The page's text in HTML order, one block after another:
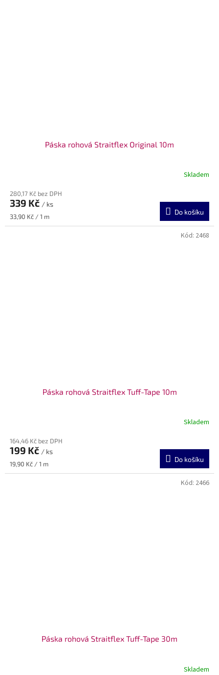
Páska rohová Straitflex Original 10m
Skladem
280,17 Kč bez DPH
339 Kč / ks
Měrná
cena:
33,90 Kč / 1 m
Do košíku
Páska rohová Straitflex Tuff-Tape 10m
Skladem
164,46 Kč bez DPH
199 Kč / ks
Měrná
cena:
19,90 Kč / 1 m
Do košíku
Kód: 2468
Páska rohová Straitflex Tuff-Tape 30m
Skladem
Kód: 2466